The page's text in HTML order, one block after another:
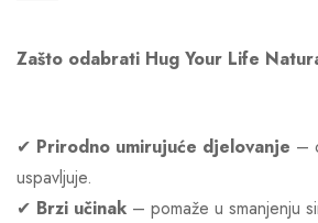
Zašto odabrati Hug Your Life
✔ Prirodno umirujuće djelovanje –
uspavljuje.
✔ Brzi učinak – pomaže u smanjenju